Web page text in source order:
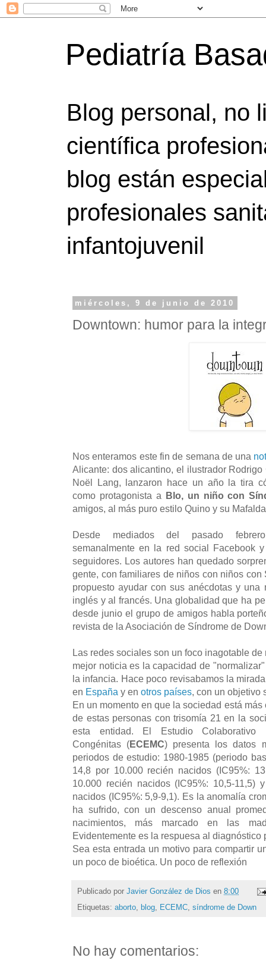
Pediatría
Blog personal, no
científica
blog están
profesionales
infantojuvenil
miércoles, 9 de junio de 2010
Downtown: humor para la
Nos enteramos este fin de semana de una
Alicante: dos alicantino, el ilustrador
Noël Lang, lanzaron hace un año la tira
como protagonista a Blo, un niño con
amigos, al más puro estilo Quino y su
Desde mediados del pasado
semanalmente en la red social Facebook
seguidores. Los autores han quedado
gente, con familiares de niños con niños
propuesto ayudar con sus anécdotas y
inglés y al francés. Una globalidad que ha
desde junio el grupo de amigos habla
revista de la Asociación de Síndrome de
Las redes sociales son un foco inagotable
mejor noticia es la capacidad de
la infancia. Hace poco revisabamos la
en España y en otros países, con un objetivo
En un momento en que la sociedad está
de estas personas con trisomía 21 en la
esta entidad. El Estudio Colaborativo
Congénitas (ECEMC) presenta los datos
periodos de estudio: 1980-1985 (periodo
14,8 por 10.000 recién nacidos (IC95%:
10.000 recién nacidos (IC95%: 10,5-11,5)
nacidos (IC95%: 5,9-9,1). Es la anomalía
ha sufrido, con un descenso anual
nacimientos, más marcado en las
Evidentemente es la respuesa al diagnóstico
Sea esta entrada un motivo para compartir
un poco de bioética. Un poco de reflexión
Publicado por Javier González de Dios en 8:00
Etiquetas: aborto, blog, ECEMC, síndrome de Down
No hay comentarios: